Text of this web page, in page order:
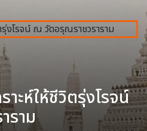
าะห์ให้ชีวิตรุ่งโรจน์
ราม